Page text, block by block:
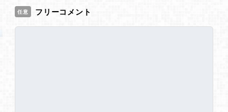
任意 フリーコメント